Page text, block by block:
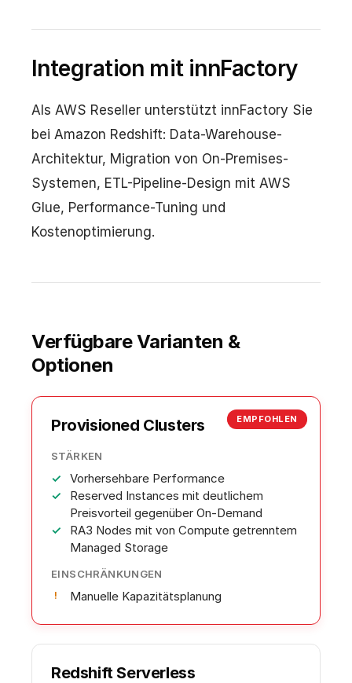
Integration mit innFactory
Als AWS Reseller unterstützt innFactory Sie
bei Amazon Redshift: Data-Warehouse-
Architektur, Migration von On-Premises-
Systemen, ETL-Pipeline-Design mit AWS
Glue, Performance-Tuning und
Kostenoptimierung.
Verfügbare Varianten &
Optionen
EMPFOHLEN
Provisioned Clusters
STÄRKEN
Vorhersehbare Performance
Reserved Instances mit deutlichem
Preisvorteil gegenüber On-Demand
RA3 Nodes mit von Compute getrenntem
Managed Storage
EINSCHRÄNKUNGEN
Manuelle Kapazitätsplanung
Redshift Serverless